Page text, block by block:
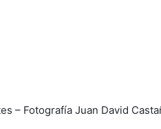
– Fotografía Juan David